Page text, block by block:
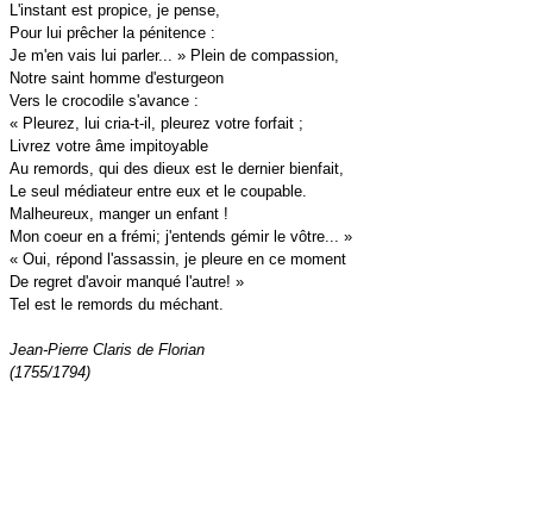
L'instant est propice, je pense,
Pour lui prêcher la pénitence :
Je m'en vais lui parler... » Plein de compassion,
Notre saint homme d'esturgeon
Vers le crocodile s'avance :
« Pleurez, lui cria-t-il, pleurez votre forfait ;
Livrez votre âme impitoyable
Au remords, qui des dieux est le dernier bienfait,
Le seul médiateur entre eux et le coupable.
Malheureux, manger un enfant !
Mon coeur en a frémi; j'entends gémir le vôtre... »
« Oui, répond l'assassin, je pleure en ce moment
De regret d'avoir manqué l'autre! »
Tel est le remords du méchant.
Jean-Pierre Claris de Florian
(1755/1794)